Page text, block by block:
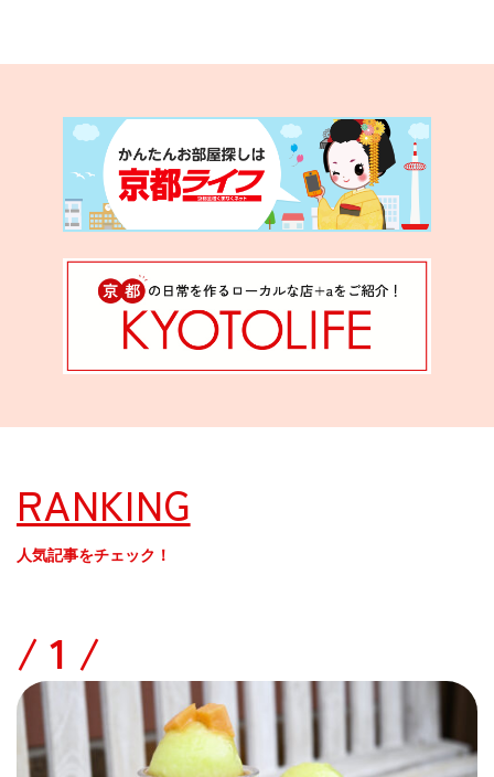
RANKING
人気記事をチェック！
/